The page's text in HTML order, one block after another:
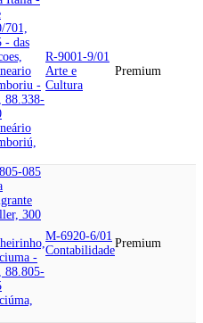
701,
- das
-
88.338-
R-9001-9/01
Arte e
Cultura
Premium
085
300
-
88.805-
M-6920-6/01
Contabilidade
Premium